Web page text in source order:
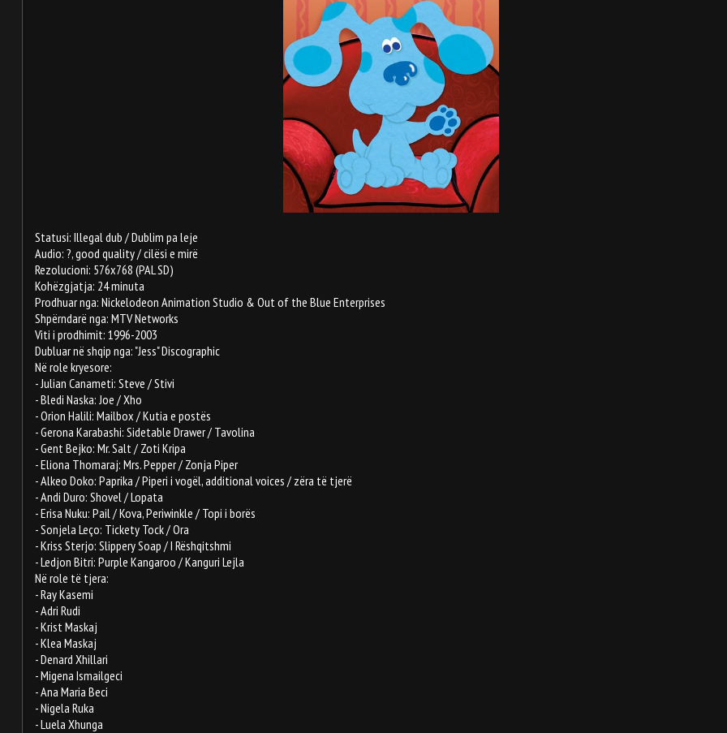
Statusi: Illegal dub / Dublim pa leje
Audio: ?, good quality / cilësi e mirë
Rezolucioni: 576x768 (PAL SD)
Kohëzgjatja: 24 minuta
Prodhuar nga: Nickelodeon Animation Studio & Out of the Blue Enterprises
Shpërndarë nga: MTV Networks
Viti i prodhimit: 1996-2003
Dubluar në shqip nga: "Jess" Discographic
Në role kryesore:
- Julian Canameti: Steve / Stivi
- Bledi Naska: Joe / Xho
- Orion Halili: Mailbox / Kutia e postës
- Gerona Karabashi: Sidetable Drawer / Tavolina
- Gent Bejko: Mr. Salt / Zoti Kripa
- Eliona Thomaraj: Mrs. Pepper / Zonja Piper
- Alkeo Doko: Paprika / Piperi i vogël, additional voices / zëra të tjerë
- Andi Duro: Shovel / Lopata
- Erisa Nuku: Pail / Kova, Periwinkle / Topi i borës
- Sonjela Leço: Tickety Tock / Ora
- Kriss Sterjo: Slippery Soap / I Rëshqitshmi
- Ledjon Bitri: Purple Kangaroo / Kanguri Lejla
Në role të tjera:
- Ray Kasemi
- Adri Rudi
- Krist Maskaj
- Klea Maskaj
- Denard Xhillari
- Migena Ismailgeci
- Ana Maria Beci
- Nigela Ruka
- Luela Xhunga